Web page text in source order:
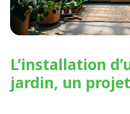
L’installation
jardin, un